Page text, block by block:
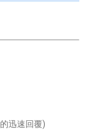
迅速回覆)